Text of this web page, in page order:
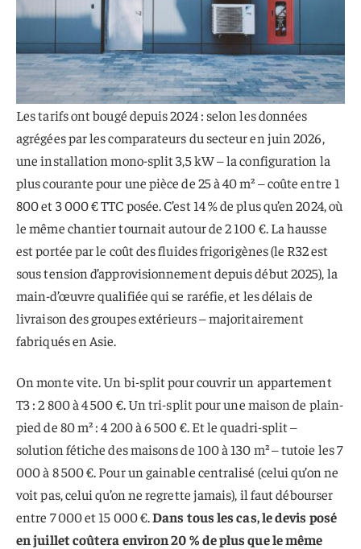
Les tarifs ont bougé depuis 2024 : selon les données
agrégées par les comparateurs du secteur en juin 2026,
une installation mono-split 3,5 kW – la configuration la
plus courante pour une pièce de 25 à 40 m² – coûte entre 1
800 et 3 000 € TTC posée. C’est 14 % de plus qu’en 2024, où
le même chantier tournait autour de 2 100 €. La hausse
est portée par le coût des fluides frigorigènes (le R32 est
sous tension d’approvisionnement depuis début 2025), la
main-d’œuvre qualifiée qui se raréfie, et les délais de
livraison des groupes extérieurs – majoritairement
fabriqués en Asie.
On monte vite. Un bi-split pour couvrir un appartement
T3 : 2 800 à 4 500 €. Un tri-split pour une maison de plain-
pied de 80 m² : 4 200 à 6 500 €. Et le quadri-split –
solution fétiche des maisons de 100 à 130 m² – tutoie les 7
000 à 8 500 €. Pour un gainable centralisé (celui qu’on ne
voit pas, celui qu’on ne regrette jamais), il faut débourser
entre 7 000 et 15 000 €.Dans tous les cas, le devis posé
en juillet coûtera environ 20 % de plus que le même